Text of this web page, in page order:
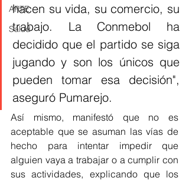
ARTE
Salud
hacen su vida, su comercio, su
trabajo. La Conmebol ha
decidido que el partido se siga
jugando y son los únicos que
pueden tomar esa decisión",
aseguró Pumarejo.
Así mismo, manifestó que no es
aceptable que se asuman las vías de
hecho para intentar impedir que
alguien vaya a trabajar o a cumplir con
sus actividades, explicando que los